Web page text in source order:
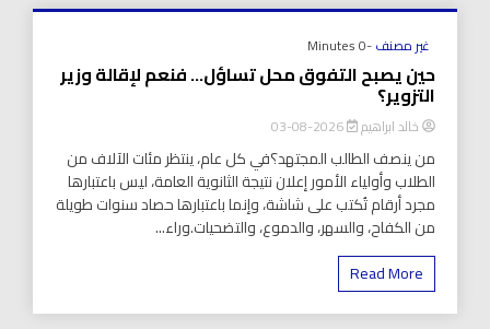
غير مصنف-0 Minutes
حين يصبح التفوق محل تساؤل… فنعم لإقالة وزير
التزوير؟
خالد ابراهيم 2026-08-03
من ينصف الطالب المجتهد؟في كل عام، ينتظر مئات الآلاف من
الطلاب وأولياء الأمور إعلان نتيجة الثانوية العامة، ليس باعتبارها
مجرد أرقام تُكتب على شاشة، وإنما باعتبارها حصاد سنوات طويلة
من الكفاح، والسهر، والدموع، والتضحيات.وراء...
Read More